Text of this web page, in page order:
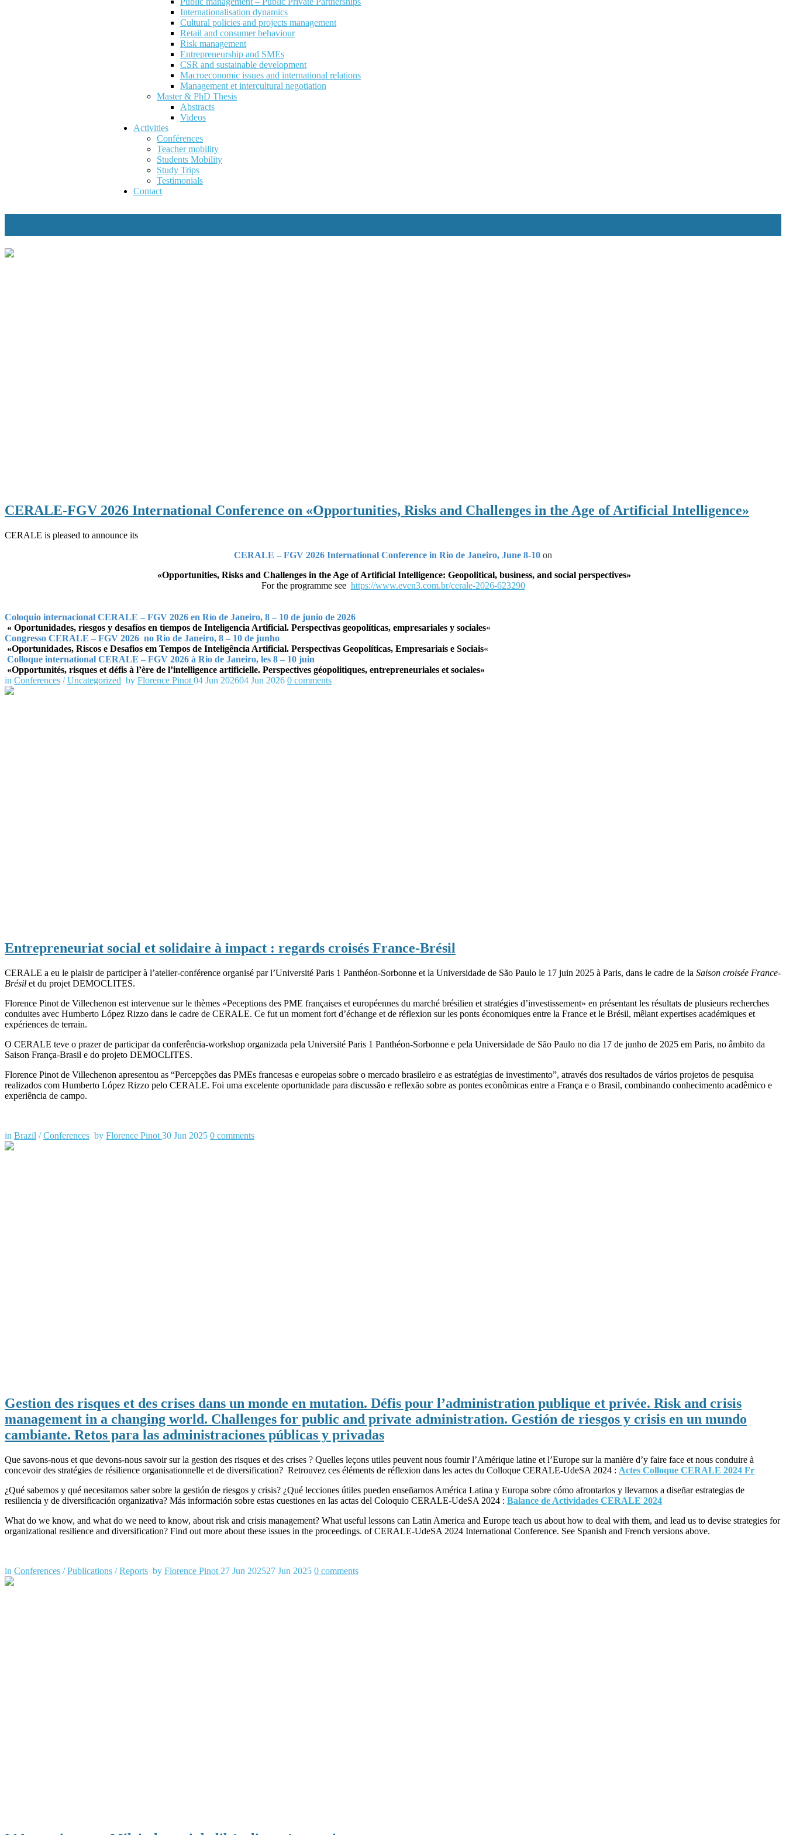
Internationalisation dynamics
Cultural policies and projects management
Retail and consumer behaviour
Risk management
Entrepreneurship and SMEs
CSR and sustainable development
Macroeconomic issues and international relations
Management et intercultural negotiation
Master & PhD Thesis
Abstracts
Videos
Activities
Conférences
Teacher mobility
Students Mobility
Study Trips
Testimonials
Contact
CERALE-FGV 2026 International Conference on «Opportunities, Risks and Challenges in the Age of Artificial Intelligence»
CERALE is pleased to announce its
CERALE – FGV 2026 International Conference in Rio de Janeiro, June 8-10 on
«Opportunities, Risks and Challenges in the Age of Artificial Intelligence: Geopolitical, business, and social perspectives»
For the programme see https://www.even3.com.br/cerale-2026-623290
Coloquio internacional CERALE – FGV 2026 en Río de Janeiro, 8 – 10 de junio de 2026
« Oportunidades, riesgos y desafíos en tiempos de Inteligencia Artificial. Perspectivas geopolíticas, empresariales y sociales«
Congresso CERALE – FGV 2026 no Rio de Janeiro, 8 – 10 de junho
«Oportunidades, Riscos e Desafios em Tempos de Inteligência Artificial. Perspectivas Geopolíticas, Empresariais e Sociais«
Colloque international CERALE – FGV 2026 à Rio de Janeiro, les 8 – 10 juin
«Opportunités, risques et défis à l’ère de l’intelligence artificielle. Perspectives géopolitiques, entrepreneuriales et sociales»
in Conferences /Uncategorized by Florence Pinot 04 Jun 202604 Jun 2026 0 comments
Entrepreneuriat social et solidaire à impact : regards croisés France-Brésil
CERALE a eu le plaisir de participer à l’atelier-conférence organisé par l’Université Paris 1 Panthéon-Sorbonne et la Universidade de São Paulo le 17 juin 2025 à Paris, dans le cadre de la Saison croisée France-
Brésil et du projet DEMOCLITES.
Florence Pinot de Villechenon est intervenue sur le thèmes «Peceptions des PME françaises et européennes du marché brésilien et stratégies d’investissement» en présentant les résultats de plusieurs recherches
conduites avec Humberto López Rizzo dans le cadre de CERALE. Ce fut un moment fort d’échange et de réflexion sur les ponts économiques entre la France et le Brésil, mêlant expertises académiques et
expériences de terrain.
O CERALE teve o prazer de participar da conferência-workshop organizada pela Université Paris 1 Panthéon-Sorbonne e pela Universidade de São Paulo no dia 17 de junho de 2025 em Paris, no âmbito da
Saison França-Brasil e do projeto DEMOCLITES.
Florence Pinot de Villechenon apresentou as “Percepções das PMEs francesas e europeias sobre o mercado brasileiro e as estratégias de investimento”, através dos resultados de vários projetos de pesquisa
realizados com Humberto López Rizzo pelo CERALE. Foi uma excelente oportunidade para discussão e reflexão sobre as pontes econômicas entre a França e o Brasil, combinando conhecimento acadêmico e
experiência de campo.
in Brazil /Conferences by Florence Pinot 30 Jun 2025 0 comments
Gestion des risques et des crises dans un monde en mutation. Défis pour l’administration publique et privée. Risk and crisis
management in a changing world. Challenges for public and private administration. Gestión de riesgos y crisis en un mundo
cambiante. Retos para las administraciones públicas y privadas
Que savons-nous et que devons-nous savoir sur la gestion des risques et des crises ? Quelles leçons utiles peuvent nous fournir l’Amérique latine et l’Europe sur la manière d’y faire face et nous conduire à
concevoir des stratégies de résilience organisationnelle et de diversification? Retrouvez ces éléments de réflexion dans les actes du Colloque CERALE-UdeSA 2024 : Actes Colloque CERALE 2024 Fr
¿Qué sabemos y qué necesitamos saber sobre la gestión de riesgos y crisis? ¿Qué lecciones útiles pueden enseñarnos América Latina y Europa sobre cómo afrontarlos y llevarnos a diseñar estrategias de
resiliencia y de diversificación organizativa? Más información sobre estas cuestiones en las actas del Coloquio CERALE-UdeSA 2024 : Balance de Actividades CERALE 2024
What do we know, and what do we need to know, about risk and crisis management? What useful lessons can Latin America and Europe teach us about how to deal with them, and lead us to devise strategies for
organizational resilience and diversification? Find out more about these issues in the proceedings. of CERALE-UdeSA 2024 International Conference. See Spanish and French versions above.
in Conferences /Publications /Reports by Florence Pinot 27 Jun 202527 Jun 2025 0 comments